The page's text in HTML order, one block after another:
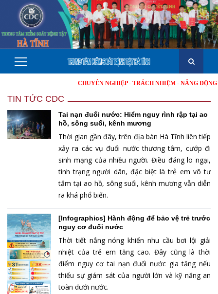
CHUYÊN NGHIỆP - TRÁCH NHIỆM - NĂNG ĐỘNG -
TIN TỨC CDC
Tai nạn đuối nước: Hiểm nguy rình rập tại ao
hồ, sông suối, kênh mương
Thời gian gần đây, trên địa bàn Hà Tĩnh liên tiếp
xảy ra các vụ đuối nước thương tâm, cướp đi
sinh mạng của nhiều người. Điều đáng lo ngại,
tình trạng người dân, đặc biệt là trẻ em vô tư
tắm tại ao hồ, sông suối, kênh mương vẫn diễn
ra khá phổ biến.
[Infographics] Hành động để bảo vệ trẻ trước
nguy cơ đuối nước
Thời tiết nắng nóng khiến nhu cầu bơi lội giải
nhiệt của trẻ em tăng cao. Đây cũng là thời
điểm nguy cơ tai nạn đuối nước gia tăng nếu
thiếu sự giám sát của người lớn và kỹ năng an
toàn dưới nước.